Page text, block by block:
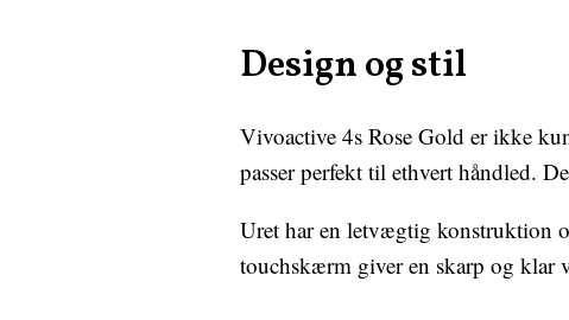
Design og stil
Vivoactive 4s Rose Gold er ikke
passer perfekt til ethvert håndled.
Uret har en letvægtig konstruktion
touchskærm giver en skarp og klar